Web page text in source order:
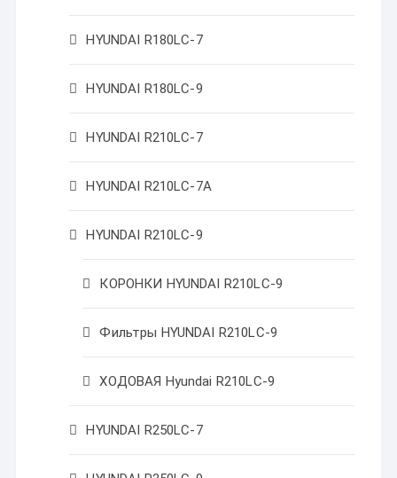
HYUNDAI R180LC-7
HYUNDAI R180LC-9
HYUNDAI R210LC-7
HYUNDAI R210LC-7A
HYUNDAI R210LC-9
КОРОНКИ HYUNDAI R210LC-9
Фильтры HYUNDAI R210LC-9
ХОДОВАЯ Hyundai R210LC-9
HYUNDAI R250LC-7